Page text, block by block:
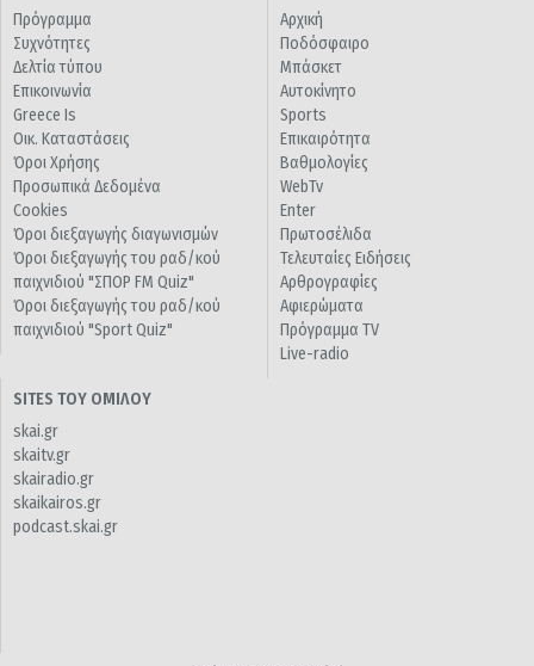
Πρόγραμμα
Συχνότητες
Δελτία τύπου
Επικοινωνία
Greece Is
Οικ. Καταστάσεις
Όροι Χρήσης
Προσωπικά Δεδομένα
Cookies
Όροι διεξαγωγής διαγωνισμών
Όροι διεξαγωγής του ραδ/κού
παιχνιδιού "ΣΠΟΡ FM Quiz"
Όροι διεξαγωγής του ραδ/κού
παιχνιδιού "Sport Quiz"
Αρχική
Ποδόσφαιρο
Μπάσκετ
Αυτοκίνητο
Sports
Επικαιρότητα
Βαθμολογίες
WebTv
Enter
Πρωτοσέλιδα
Τελευταίες Ειδήσεις
Αρθρογραφίες
Αφιερώματα
Πρόγραμμα TV
Live-radio
SITES ΤΟΥ ΟΜΙΛΟΥ
skai.gr
skaitv.gr
skairadio.gr
skaikairos.gr
podcast.skai.gr